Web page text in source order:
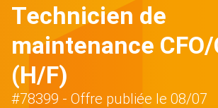
Technicien de
maintenance CFO/
(H/F)
#78399 - Offre publiée le 08/07